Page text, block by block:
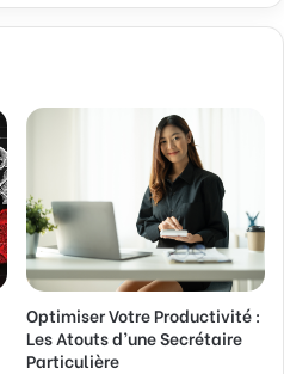
Optimiser Votre Productivité :
Les Atouts d’une Secrétaire
Particulière